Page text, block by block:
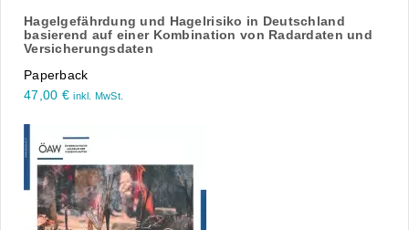
Hagelgefährdung und Hagelrisiko in Deutschland
basierend auf einer Kombination von Radardaten und
Versicherungsdaten
Paperback
47,00 € inkl. MwSt.